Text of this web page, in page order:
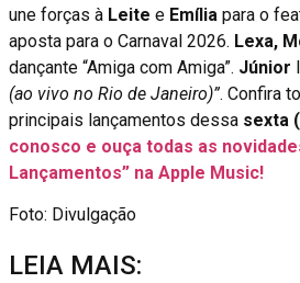
une forças à Leite e Emília para o
aposta para o Carnaval 2026. Lexa,
dançante “Amiga com Amiga”. Júnior
(ao vivo no Rio de Janeiro)”. Confira
principais lançamentos dessa sexta
conosco e ouça todas as
Lançamentos” na Apple Music!
Foto: Divulgação
LEIA MAIS: